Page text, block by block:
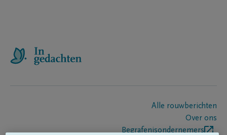
Alle rouwberichten
Over ons
Begrafenisondernemers